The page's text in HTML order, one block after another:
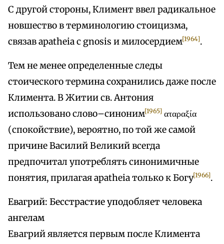
С другой стороны, Климент ввел радикальное
новшество в терминологию стоицизма,
связав apatheia с gnosis и милосердием[1964].
Тем не менее определенные следы
стоического термина сохранились даже после
Климента. В Житии св. Антония
использовано слово–синоним[1965] αταραξία
(спокойствие), вероятно, по той же самой
причине Василий Великий всегда
предпочитал употреблять синонимичные
понятия, прилагая apatheia только к Богу[1966].
Евагрий: Бесстрастие уподобляет человека
ангелам
Евагрий является первым после Климента